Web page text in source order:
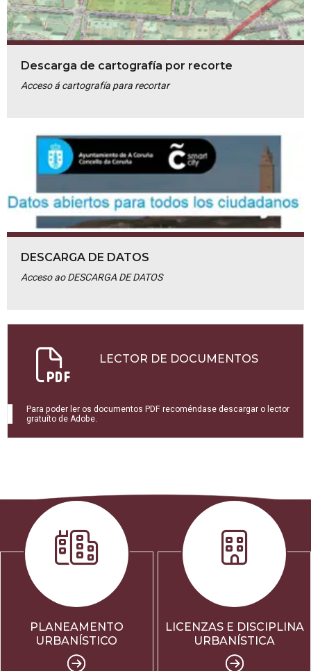
Descarga de cartografía por recorte
Acceso á cartografía para recortar
DESCARGA DE DATOS
Acceso ao DESCARGA DE DATOS
LECTOR DE DOCUMENTOS
Para poder ler os documentos PDF recoméndase descargar o lector
gratuíto de Adobe.
PLANEAMENTO
URBANÍSTICO
LICENZAS E DISCIPLINA
URBANÍSTICA